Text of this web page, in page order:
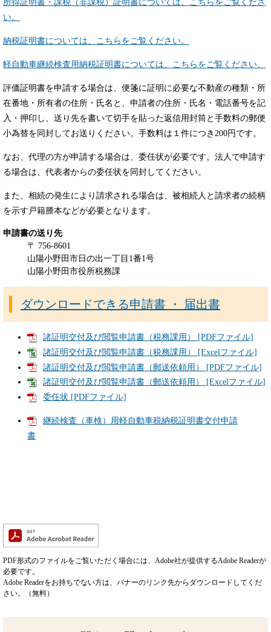
所得証明書・課税（非課税）証明書については、こちらをご覧くださ
い。
納税証明書については、こちらをご覧ください。
軽自動車継続検査用納税証明書については、こちらをご覧ください。
評価証明書を申請する場合は、便箋に証明に必要な不動産の種類・所
在番地・所有者の住所・氏名と、申請者の住所・氏名・電話番号を記
入・押印し、送り先を書いて切手を貼った返信用封筒と手数料の郵便
小為替を同封してお送りください。手数料は１件につき200円です。
なお、代理の方が申請する場合は、委任状が必要です。法人で申請す
る場合は、代表者からの委任状を同封してください。
また、相続の発生により請求される場合は、被相続人と請求者の続柄
を示す戸籍謄本などが必要となります。
申請書の送り先
〒 756-8601
山陽小野田市日の出一丁目1番1号
山陽小野田市役所税務課
ダウンロードできる申請書 ・ 届出書
諸証明交付及び閲覧申請書（税務課用） [PDFファイル]
諸証明交付及び閲覧申請書（税務課用） [Excelファイル]
諸証明交付及び閲覧申請書（郵送依頼用） [PDFファイル]
諸証明交付及び閲覧申請書（郵送依頼用） [Excelファイル]
委任状 [PDFファイル]
継続検査（車検）用軽自動車税納税証明書交付申請
書
PDF形式のファイルをご覧いただく場合には、Adobe社が提供するAdobe Readerが
必要です。
Adobe Readerをお持ちでない方は、バナーのリンク先からダウンロードしてくだ
さい。（無料）